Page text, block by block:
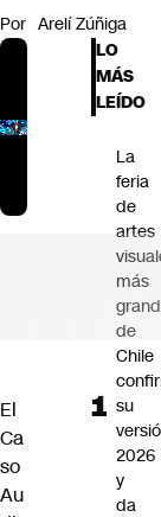
Por Arelí Zúñiga
El
Ca
so
Au
LO
MÁS
LEÍDO
La
feria
de
artes
más
de
Chile
su
2026
y
da